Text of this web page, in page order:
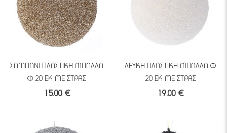
ΣΑΜΠΑΝΙ ΠΛΑΣΤΙΚΗ ΜΠΑΛΛΑ
Φ 20 ΕΚ ΜΕ ΣΤΡΑΣ
15.00 €
ΛΕΥΚΗ ΠΛΑΣΤΙΚΗ ΜΠΑΛΛΑ Φ
20 ΕΚ ΜΕ ΣΤΡΑΣ
19.00 €